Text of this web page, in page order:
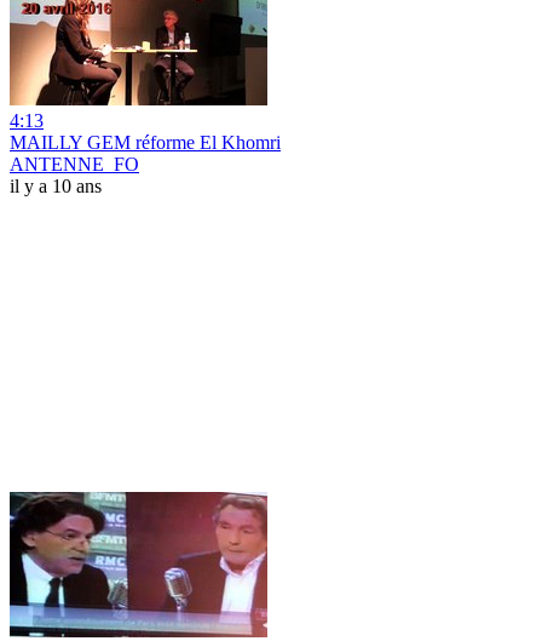
4:13
MAILLY GEM réforme El Khomri
ANTENNE_FO
il y a 10 ans